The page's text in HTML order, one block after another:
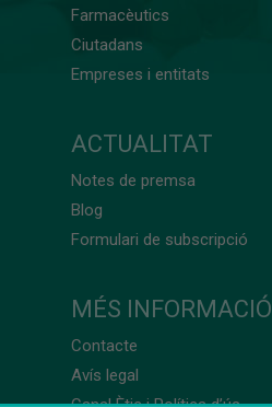
Farmacèutics
Ciutadans
Empreses i entitats
ACTUALITAT
Notes de premsa
Blog
Formulari de subscripció
MÉS INFORMACIÓ
Contacte
Avís legal
Canal Ètic i Política d’ús